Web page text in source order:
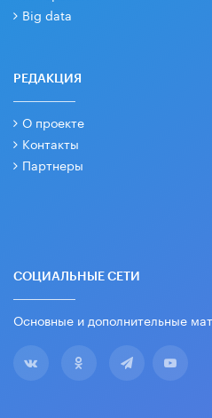
Big data
РЕДАКЦИЯ
О проекте
Контакты
Партнеры
СОЦИАЛЬНЫЕ СЕТИ
Основные и дополнительные